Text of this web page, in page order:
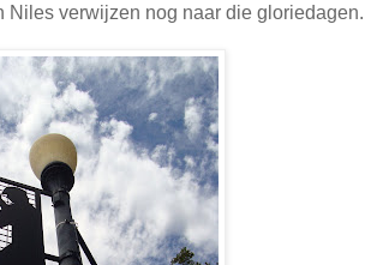
Niles verwijzen nog naar die gloriedagen.